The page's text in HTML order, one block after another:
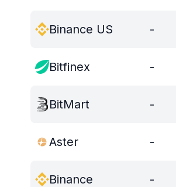
Binance US -
Bitfinex -
BitMart -
Aster -
Binance -